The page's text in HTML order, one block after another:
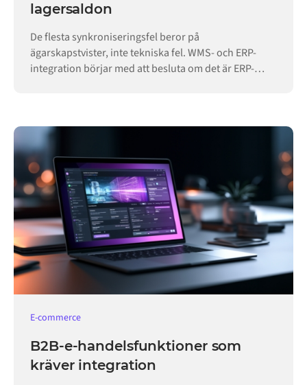
lagersaldon
De flesta synkroniseringsfel beror på
ägarskapstvister, inte tekniska fel. WMS- och ERP-
integration börjar med att besluta om det är ERP-
E-commerce
B2B-e-handelsfunktioner som
kräver integration